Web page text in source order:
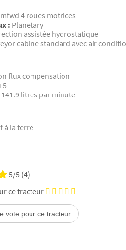
4 roues motrices
: Planetary
assistée hydrostatique
cabine standard avec air
flux compensation
5
141.9 litres par minute
à la terre
5/5 (4)
ce tracteur